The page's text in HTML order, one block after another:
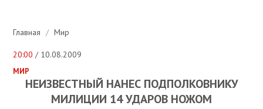
Главная / Мир
20:00 / 10.08.2009
МИР
НЕИЗВЕСТНЫЙ НАНЕС ПОДПОЛКОВНИКУ
МИЛИЦИИ 14 УДАРОВ НОЖОМ